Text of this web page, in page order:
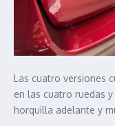
Las cuatro versiones
en las cuatro ruedas
horquilla adelante y